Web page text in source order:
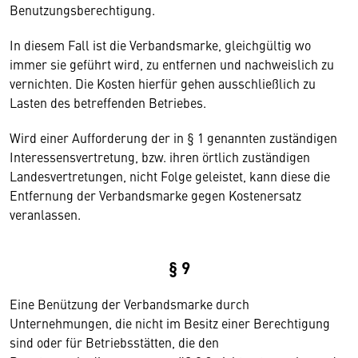
Benutzungsberechtigung.
In diesem Fall ist die Verbandsmarke, gleichgültig wo
immer sie geführt wird, zu entfernen und nachweislich zu
vernichten. Die Kosten hierfür gehen ausschließlich zu
Lasten des betreffenden Betriebes.
Wird einer Aufforderung der in § 1 genannten zuständigen
Interessensvertretung, bzw. ihren örtlich zuständigen
Landesvertretungen, nicht Folge geleistet, kann diese die
Entfernung der Verbandsmarke gegen Kostenersatz
veranlassen.
§ 9
Eine Benützung der Verbandsmarke durch
Unternehmungen, die nicht im Besitz einer Berechtigung
sind oder für Betriebsstätten, die den